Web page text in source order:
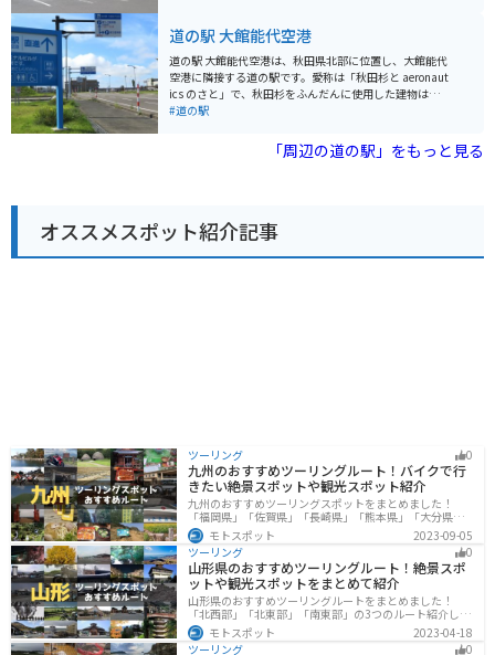
場などもあり、観光拠点としても便利です。秋田県鹿角
市を訪れた際には、ぜひ道の駅 かづのに立ち寄ってみて
ください。
る際は、道の駅の駐車場にバイク専用のスペースがある
ので安心です。 周辺には、秋田杉の美林が続く「秋田杉
大材加工センター」や、地元の歴史や文化に触れられる
「たかのす伝承館」など、見どころも豊富です。また、
道の駅から少し足を延ばせば、ブナの原生林が広がる
道の駅 大館能代空港
道の駅 大館能代空港は、秋田県北部に位置し、大館能代
空港に隣接する道の駅です。愛称は「秋田杉と aeronaut
ics のさと」で、秋田杉をふんだんに使用した建物は、温
かみがありながらもモダンな雰囲気で、休憩や食事に最
ったレストランや、秋田県の名産品を販売するショップ
があり、お土産探しにも最適です。また、展望デッキか
で安心です。周辺には、世界遺産の白神山地や、十和田
八幡平国立公園など、自然豊かな観光スポットも多く、
ツーリングの拠点としても最適な場所と言えるでしょ
#道の駅
「周辺の道の駅」をもっと見る
オススメスポット紹介記事
ツーリング 0
九州のおすすめツーリングルート！バイクで行
きたい絶景スポットや観光スポット紹介
九州のおすすめツーリングスポットをまとめました！
「福岡県」「佐賀県」「長崎県」「熊本県」「大分県」
「宮崎都」「鹿児島県」の各県の観光地紹介します。自
然豊かな山々や湖、温泉地が点在し、四季折々の景色を
楽しめるスポットが多数あります。バイクで九州にツー
リングに行く際は参考にしてください。
モトスポット
2023-09-05
ツーリング
0
山形県のおすすめツーリングルート！絶景スポ
ットや観光スポットをまとめて紹介
山形県のおすすめツーリングルートをまとめました！
「北西部」「北東部」「南東部」の3つのルート紹介しま
す。豊かな自然と歴史的な観光スポット、山と海どちら
も堪能できるスポットが多数あります。バイクで山形県
モトスポット
2023-04-18
ツーリング
0